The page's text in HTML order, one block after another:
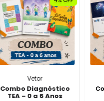
Vetor
Combo Diagnóstico
TEA – 0 a 6 Anos